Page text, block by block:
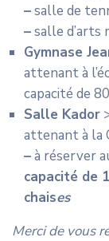
–salle de
–salle d’arts
Gymnase
attenant à
capacité de
Salle Kador
attenant à la
–à réserver
capacité de
chaises
Merci de vous